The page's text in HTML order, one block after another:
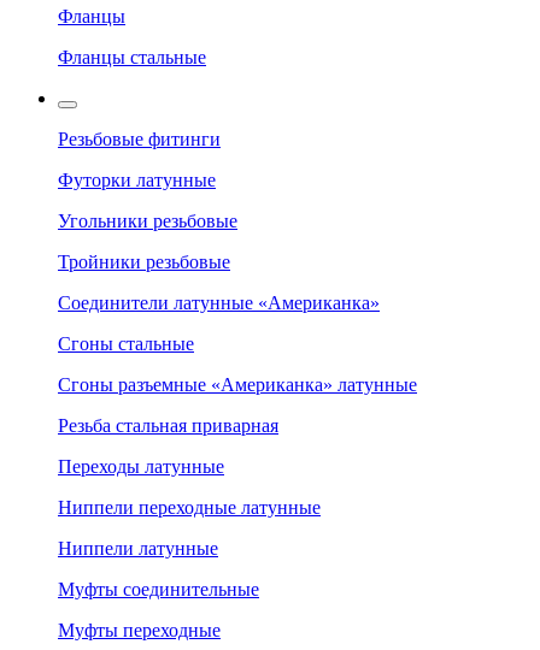
Фланцы
Фланцы стальные
Резьбовые фитинги
Футорки латунные
Угольники резьбовые
Тройники резьбовые
Соединители латунные «Американка»
Сгоны стальные
Сгоны разъемные «Американка» латунные
Резьба стальная приварная
Переходы латунные
Ниппели переходные латунные
Ниппели латунные
Муфты соединительные
Муфты переходные